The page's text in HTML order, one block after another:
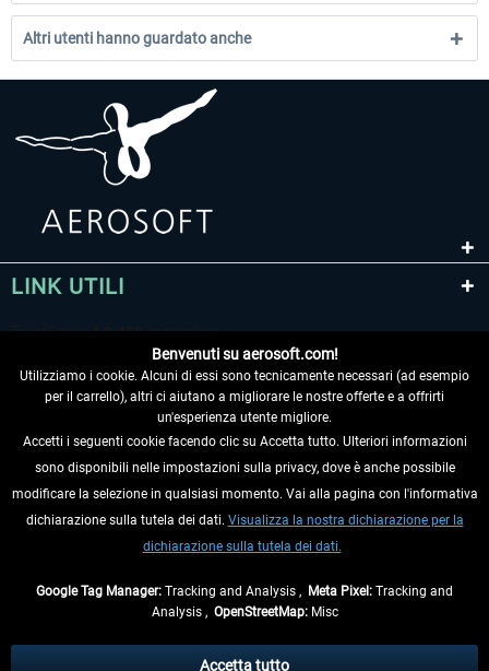
Altri utenti hanno guardato anche
LINK UTILI
RECEDERE DAL CONTRATTO
INFORMAZIONI
eventualmente le spese di spedizione, se non diversamente descritto.
Benvenuti su aerosoft.com!
Utilizziamo i cookie. Alcuni di essi sono tecnicamente necessari (ad esempio
per il carrello), altri ci aiutano a migliorare le nostre offerte e a offrirti
un'esperienza utente migliore.
Accetti i seguenti cookie facendo clic su Accetta tutto. Ulteriori informazioni
sono disponibili nelle impostazioni sulla privacy, dove è anche possibile
modificare la selezione in qualsiasi momento. Vai alla pagina con l'informativa
dichiarazione sulla tutela dei dati. Visualizza la nostra dichiarazione per la
dichiarazione sulla tutela dei dati.
Google Tag Manager: Tracking and Analysis , Meta Pixel: Tracking and
Analysis , OpenStreetMap:Misc
Accetta tutto